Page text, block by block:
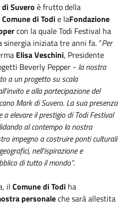
Suvero è frutto della
Comune di Todie laFondazione
con la quale Todi Festival ha
iniziata tre anni fa. “Per
Elisa Veschini, Presidente
Beverly Pepper - la nostra
a un progetto su scala
e alla partecipazione del
Mark di Suvero. La sua presenza
elevare il prestigio di Todi Festival
al contempo la nostra
impegno a costruire ponti culturali
nell'ispirazione e
di tutto il mondo”.
il Comune di Todi ha
personaleche sarà allestita